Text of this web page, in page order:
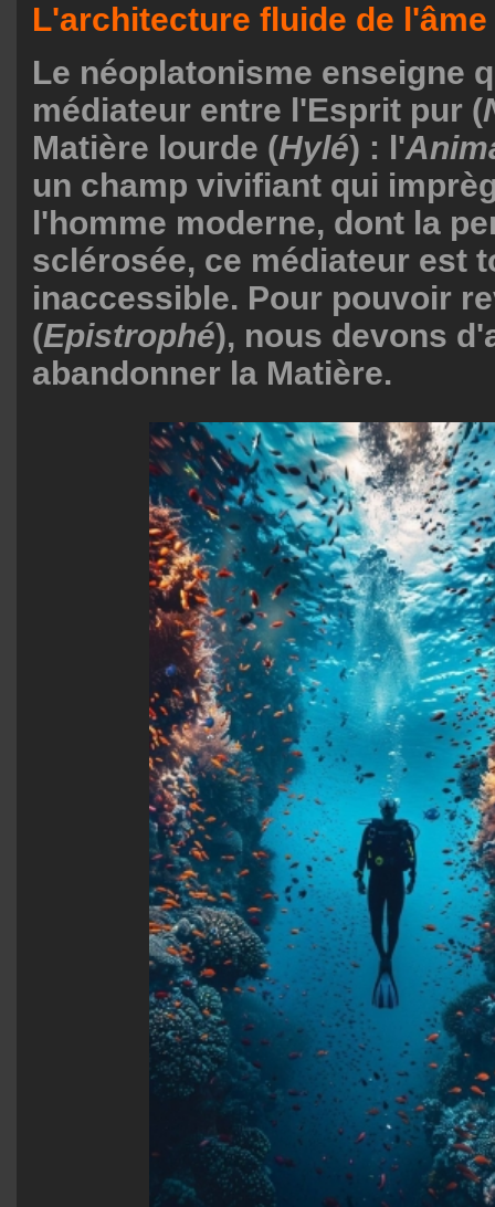
L'architecture fluide de l'âme
Le néoplatonisme enseigne
médiateur entre l'Esprit pur (
Matière lourde (Hylé) : l'
un champ vivifiant qui
l'homme moderne, dont la
sclérosée, ce médiateur est
inaccessible. Pour pouvoir
(Epistrophé), nous devons
abandonner la Matière.